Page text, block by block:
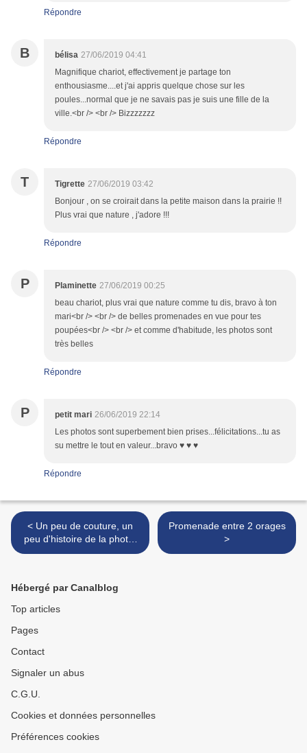
Répondre
B bélisa 27/06/2019 04:41
Magnifique chariot, effectivement je partage ton
enthousiasme....et j'ai appris quelque chose sur les
poules...normal que je ne savais pas je suis une fille de la
ville.<br /> <br /> Bizzzzzzz
Répondre
T Tigrette 27/06/2019 03:42
Bonjour , on se croirait dans la petite maison dans la prairie !!
Plus vrai que nature , j'adore !!!
Répondre
P Plaminette 27/06/2019 00:25
beau chariot, plus vrai que nature comme tu dis, bravo à ton
mari<br /> <br /> de belles promenades en vue pour tes
poupées<br /> <br /> et comme d'habitude, les photos sont
très belles
Répondre
P petit mari 26/06/2019 22:14
Les photos sont superbement bien prises...félicitations...tu as
su mettre le tout en valeur...bravo ♥ ♥ ♥
Répondre
< Un peu de couture, un
peu d'histoire de la photo,
et ....in the navy !
Promenade entre 2 orages
>
Hébergé par Canalblog
Top articles
Pages
Contact
Signaler un abus
C.G.U.
Cookies et données personnelles
Préférences cookies